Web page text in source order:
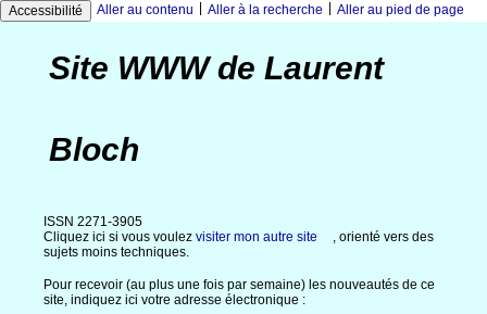
Accessibilité Aller au contenu Aller à la recherche Aller au pied de page
Site WWW de Laurent
Bloch
ISSN 2271-3905
Cliquez ici si vous voulez visiter mon autre site
, orienté vers des
sujets moins techniques.
Pour recevoir (au plus une fois par semaine) les nouveautés de ce
site, indiquez ici votre adresse électronique :